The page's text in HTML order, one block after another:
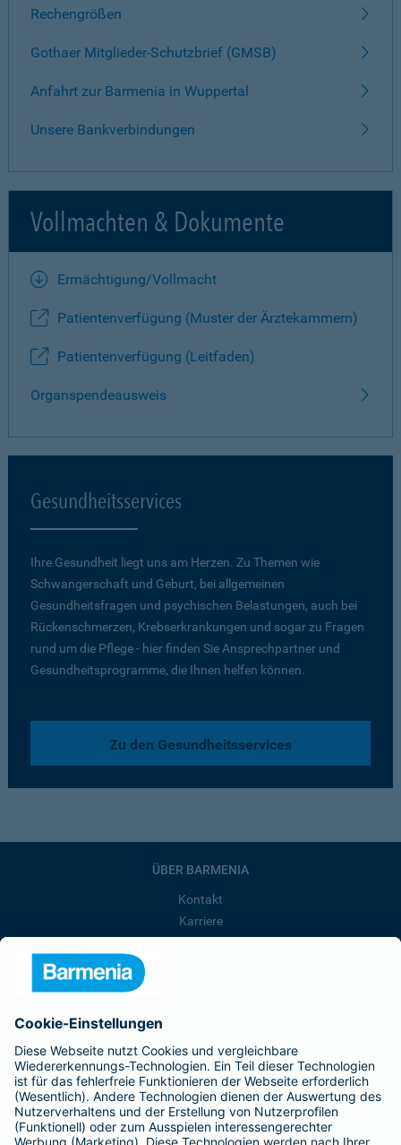
Rechengrößen
Gothaer Mitglieder-Schutzbrief (GMSB)
Anfahrt zur Barmenia in Wuppertal
Unsere Bankverbindungen
Vollmachten & Dokumente
Ermächtigung/Vollmacht
Patientenverfügung (Muster der Ärztekammern)
Patientenverfügung (Leitfaden)
Organspendeausweis
Gesundheitsservices
Ihre Gesundheit liegt uns am Herzen. Zu Themen wie
Schwangerschaft und Geburt, bei allgemeinen
Gesundheitsfragen und psychischen Belastungen, auch bei
Rückenschmerzen, Krebserkrankungen und sogar zu Fragen
rund um die Pflege - hier finden Sie Ansprechpartner und
Gesundheitsprogramme, die Ihnen helfen können.
Zu den Gesundheitsservices
ÜBER BARMENIA
Kontakt
Karriere
Barmenia ist Teil der BarmeniaGothaer
BELIEBTE SEITEN
Kranken-Zusatzversicherung
Tierversicherungen
Haftpflichtversicherung